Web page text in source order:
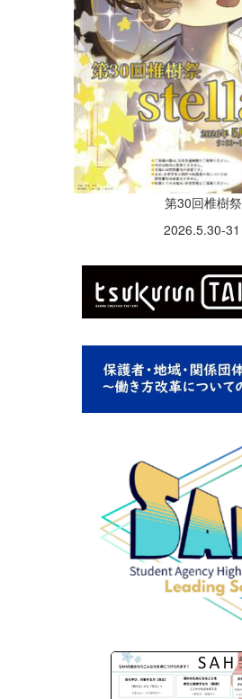
第30回椎樹祭
2026.5.30-31